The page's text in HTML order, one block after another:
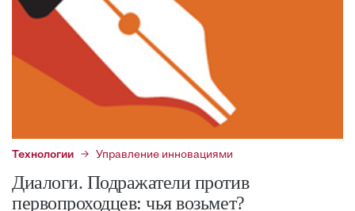
Технологии Управление инновациями
Диалоги. Подражатели против
первопроходцев: чья возьмет?